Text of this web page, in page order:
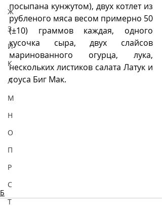
Ж
З
И
К
Л
М
Н
О
П
Р
С
Т
посыпана кунжутом), двух котлет из
рубленого мяса весом примерно 50
(±10) граммов каждая, одного
кусочка сыра, двух слайсов
маринованного огурца, лука,
нескольких листиков салата Латук и
соуса Биг Мак.
Б